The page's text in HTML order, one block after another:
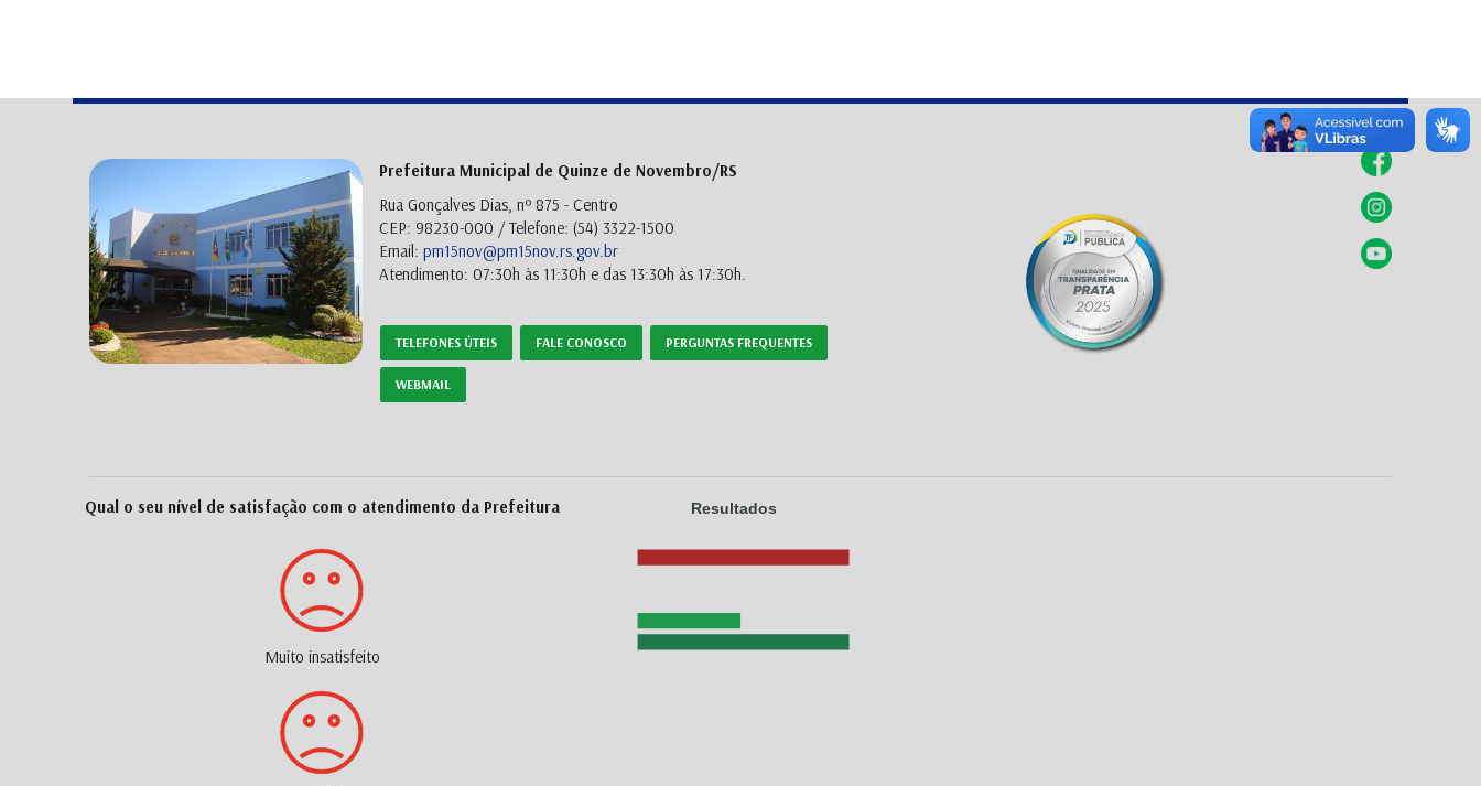
Prefeitura Municipal de Quinze de Novembro/RS
Rua Gonçalves Dias, nº 875 - Centro
CEP: 98230-000 / Telefone: (54) 3322-1500
Email: pm15nov@pm15nov.rs.gov.br
Atendimento: 07:30h às 11:30h e das 13:30h às 17:30h.
TELEFONES ÚTEIS FALE CONOSCO PERGUNTAS FREQUENTES
WEBMAIL
Qual o seu nível de satisfação com o atendimento da Prefeitura
Muito insatisfeito
Resultados